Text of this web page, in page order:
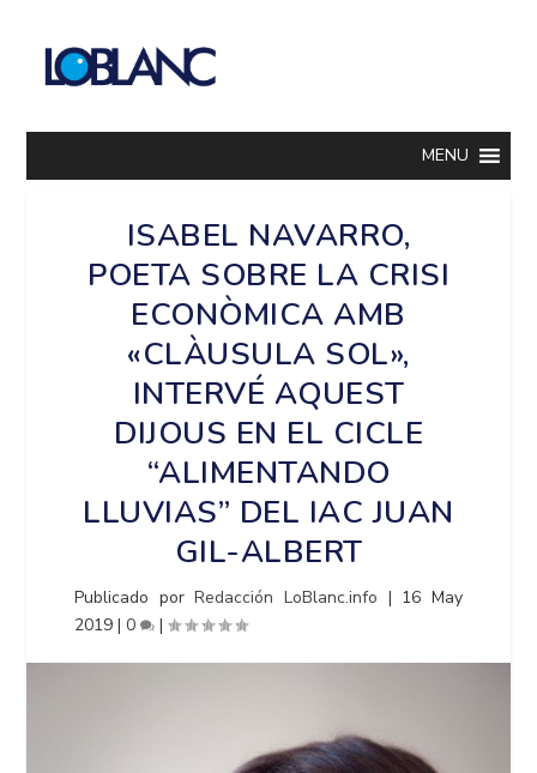
MENU
ISABEL NAVARRO,
POETA SOBRE LA CRISI
ECONÒMICA AMB
«CLÀUSULA SOL»,
INTERVÉ AQUEST
DIJOUS EN EL CICLE
“ALIMENTANDO
LLUVIAS” DEL IAC JUAN
GIL-ALBERT
Publicado porRedacción LoBlanc.info | 16 May
2019 |0 |